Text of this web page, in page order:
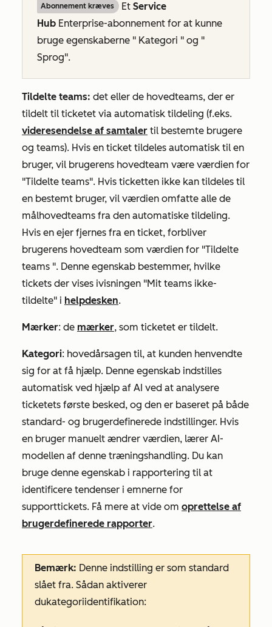
Abonnement kræves Et Service
Hub Enterprise-abonnement for at kunne
bruge egenskaberne " Kategori " og "
Sprog".
Tildelte teams: det eller de hovedteams, der er
tildelt til ticketet via automatisk tildeling (f.eks.
videresendelse af samtaler til bestemte brugere
og teams). Hvis en ticket tildeles automatisk til en
bruger, vil brugerens hovedteam være værdien for
"Tildelte teams". Hvis ticketten ikke kan tildeles til
en bestemt bruger, vil værdien omfatte alle de
målhovedteams fra den automatiske tildeling.
Hvis en ejer fjernes fra en ticket, forbliver
brugerens hovedteam som værdien for "Tildelte
teams ". Denne egenskab bestemmer, hvilke
tickets der vises ivisningen "Mit teams ikke-
tildelte" i helpdesken.
Mærker: de mærker, som ticketet er tildelt.
Kategori: hovedårsagen til, at kunden henvendte
sig for at få hjælp. Denne egenskab indstilles
automatisk ved hjælp af AI ved at analysere
ticketets første besked, og den er baseret på både
standard- og brugerdefinerede indstillinger. Hvis
en bruger manuelt ændrer værdien, lærer AI-
modellen af denne træningshandling. Du kan
bruge denne egenskab i rapportering til at
identificere tendenser i emnerne for
supporttickets. Få mere at vide om oprettelse af
brugerdefinerede rapporter.
Bemærk: Denne indstilling er som standard
slået fra. Sådan aktiverer
dukategoriidentifikation: